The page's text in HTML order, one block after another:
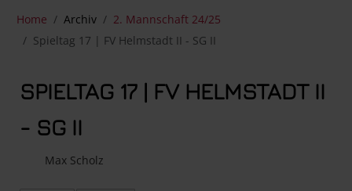
Home Archiv
2. Mannschaft 24/25
Spieltag 17 | FV Helmstadt II - SG II
SPIELTAG 17 | FV HELMSTADT II
- SG II
Max Scholz